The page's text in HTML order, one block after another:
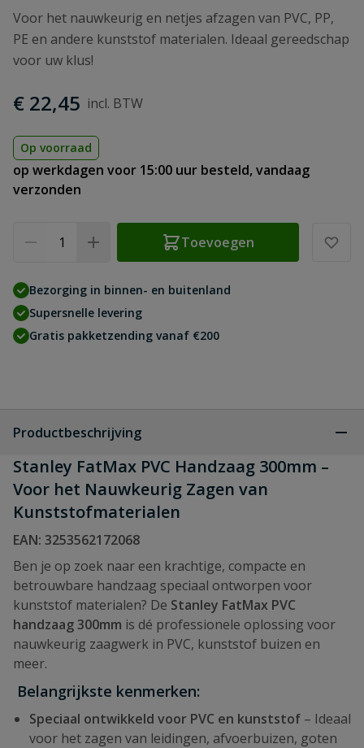
Voor het nauwkeurig en netjes afzagen van PVC, PP,
PE en andere kunststof materialen. Ideaal gereedschap
voor uw klus!
€ 22,45
Op voorraad
op werkdagen voor 15:00 uur besteld, vandaag
verzonden
Toevoegen
Bezorging in binnen- en buitenland
Supersnelle levering
Gratis pakketzending vanaf €200
Productbeschrijving
Stanley FatMax PVC Handzaag 300mm –
Voor het Nauwkeurig Zagen van
Kunststofmaterialen
EAN: 3253562172068
Ben je op zoek naar een krachtige, compacte en
betrouwbare handzaag speciaal ontworpen voor
kunststof materialen? De Stanley FatMax PVC
handzaag 300mm is dé professionele oplossing voor
nauwkeurig zaagwerk in PVC, kunststof buizen en
meer.
Belangrijkste kenmerken:
Speciaal ontwikkeld voor PVC en kunststof – Ideaal
voor het zagen van leidingen, afvoerbuizen, goten